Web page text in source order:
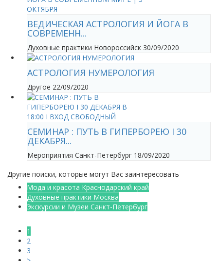
ВЕДИЧЕСКАЯ АСТРОЛОГИЯ И ЙОГА В
СОВРЕМЕНН...
Духовные практики Новороссийск 30/09/2020
АСТРОЛОГИЯ НУМЕРОЛОГИЯ
Другое 22/09/2020
СЕМИНАР : ПУТЬ В ГИПЕРБОРЕЮ I 30
ДЕКАБРЯ...
Мероприятия Санкт-Петербург 18/09/2020
Другие поиски, которые могут Вас заинтересовать
Мода и красота Краснодарский край
Духовные практики Москва
Экскурсии и Музеи Санкт-Петербург
1
2
3